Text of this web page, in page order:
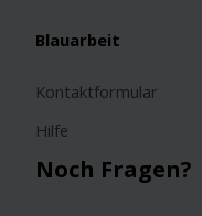
Noch Fragen?
Blauarbeit
Kontaktformular
Hilfe